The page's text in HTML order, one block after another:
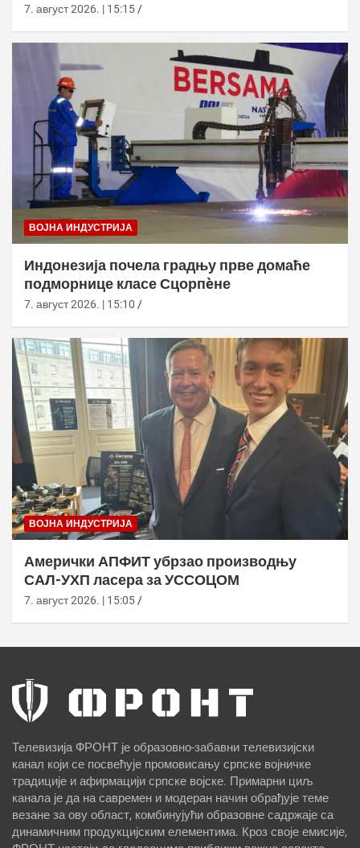
7. август 2026. | 15:15
ВОЈНА ИНДУСТРИЈА
Индонезија почела градњу прве домаће
подморнице класе Сцорпèне
7. август 2026. | 15:10
ВОЈНА ИНДУСТРИЈА
Амерички АПФИТ убрзао производњу
САЛ-УХП ласера за УССОЦОМ
7. август 2026. | 15:05
Телевизија ФРОНТ је образовно-забавни телевизијски
канал који се посвећује промовисању српске војничке
традиције и афирмацији српске војске. Примарни циљ
канала је да на савремен и модеран начин обрађује теме
везане за ову област, комбинујући образовне садржаје са
динамичним продукцијским елементима. Кроз своје емисије,